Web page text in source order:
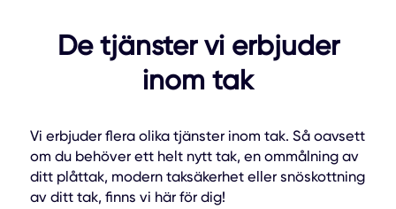
De tjänster vi erbjuder
inom tak
Vi erbjuder flera olika tjänster inom tak. Så oavsett
om du behöver ett helt nytt tak, en ommålning av
ditt plåttak, modern taksäkerhet eller snöskottning
av ditt tak, finns vi här för dig!